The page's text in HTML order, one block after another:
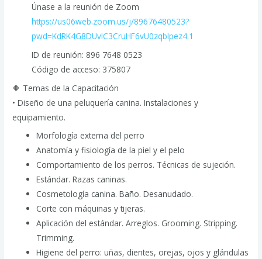
Únase a la reunión de Zoom
https://us06web.zoom.us/j/89676480523?
pwd=KdRK4G8DUvIC3CruHF6vU0zqblpez4.1
ID de reunión: 896 7648 0523
Código de acceso: 375807
🔶 Temas de la Capacitación
• Diseño de una peluquería canina. Instalaciones y
equipamiento.
Morfología externa del perro
Anatomía y fisiología de la piel y el pelo
Comportamiento de los perros. Técnicas de sujeción.
Estándar. Razas caninas.
Cosmetología canina. Baño. Desanudado.
Corte con máquinas y tijeras.
Aplicación del estándar. Arreglos. Grooming. Stripping.
Trimming.
Higiene del perro: uñas, dientes, orejas, ojos y glándulas